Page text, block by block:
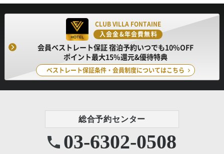
CLUB VILLA FONTAINE
入会金&年会費無料
会員ベストレート保証 宿泊予約いつでも10%OFF
ポイント最大15%還元&優待特典
ベストレート保証条件・会員制度についてはこちら
総合予約センター
03-6302-0508